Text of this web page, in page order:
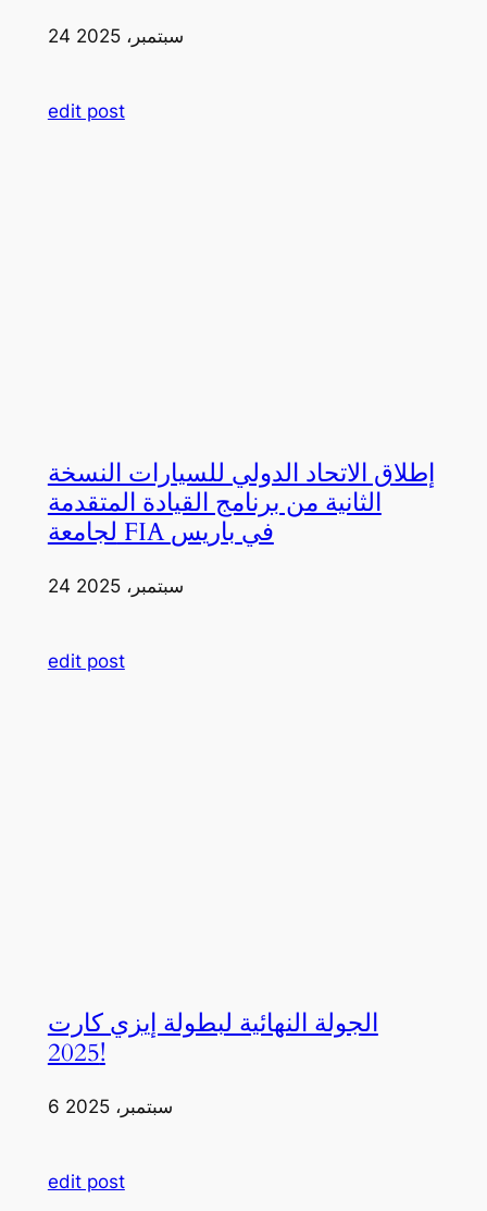
24 سبتمبر، 2025
edit post
إطلاق الاتحاد الدولي للسيارات النسخة
الثانية من برنامج القيادة المتقدمة
لجامعة FIA في باريس
24 سبتمبر، 2025
edit post
الجولة النهائية لبطولة إيزي كارت
2025!
6 سبتمبر، 2025
edit post